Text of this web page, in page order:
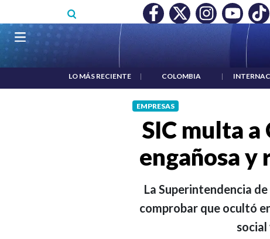
MÍNIMO NO DESTRUYÓ EMPLEO: JP MORGAN | "HABLAR NO
Navegación principal
LO MÁS RECIENTE | COLOMBIA |
EMPRESAS
SIC multa
engañosa y
La Superintendencia
comprobar que ocultó
social